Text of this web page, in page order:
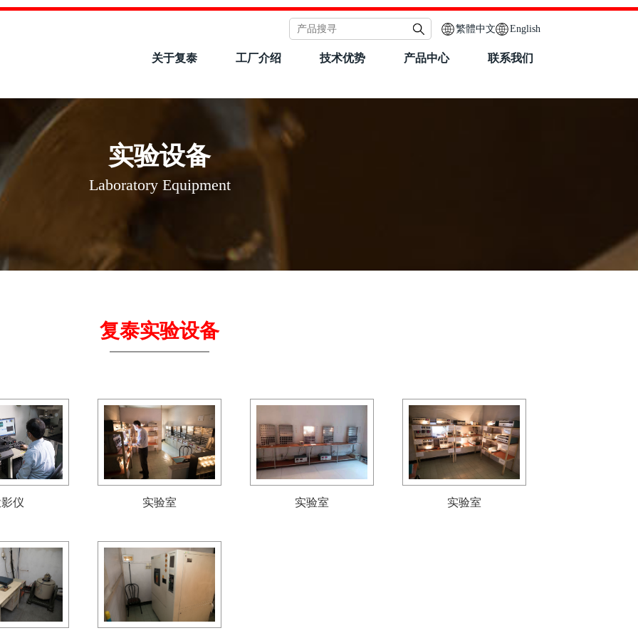
繁體中文 English
关于复泰 工厂介绍 技术优势 产品中心 联系我们
实验设备
Laboratory Equipment
复泰实验设备
仪 实验室 实验室 实验室